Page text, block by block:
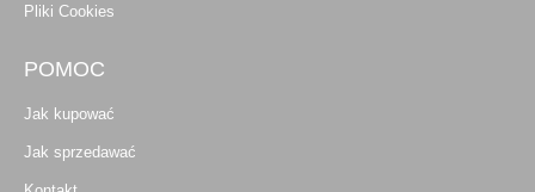
Pliki Cookies
POMOC
Jak kupować
Jak sprzedawać